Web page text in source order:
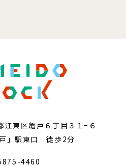
東区亀戸６丁目３１−６
」駅東口 徒歩2分
4460